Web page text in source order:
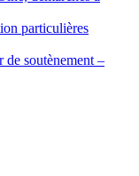
particulières
de soutènement –